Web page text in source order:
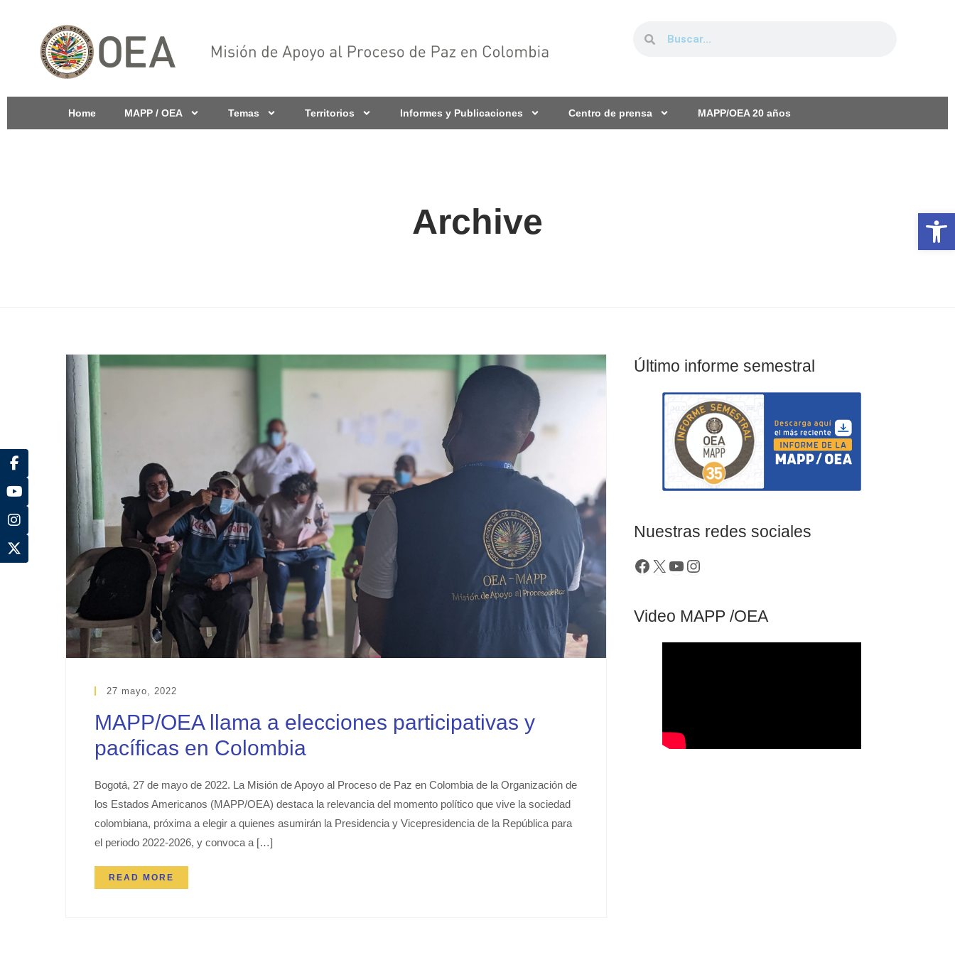
Home MAPP / OEA Temas Territorios Informes y Publicaciones Centro de prensa MAPP/OEA 20 años
Archive
27 mayo, 2022
MAPP/OEA llama a elecciones participativas y
pacíficas en Colombia
Bogotá, 27 de mayo de 2022. La Misión de Apoyo al Proceso de Paz en Colombia de la Organización de
los Estados Americanos (MAPP/OEA) destaca la relevancia del momento político que vive la sociedad
colombiana, próxima a elegir a quienes asumirán la Presidencia y Vicepresidencia de la República para
el periodo 2022-2026, y convoca a […]
READ MORE
Último informe semestral
Nuestras redes sociales
Video MAPP /OEA